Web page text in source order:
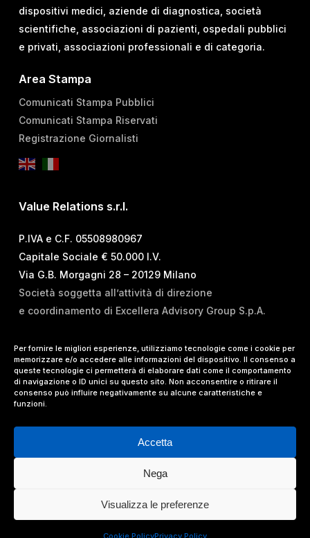
Per fornire le migliori esperienze, utilizziamo tecnologie come i cookie per
memorizzare e/o accedere alle informazioni del dispositivo. Il consenso a
queste tecnologie ci permetterà di elaborare dati come il comportamento
di navigazione o ID unici su questo sito. Non acconsentire o ritirare il
consenso può influire negativamente su alcune caratteristiche e
funzioni.
Accetta
Nega
Visualizza le preferenze
Cookie PolicyPrivacy Policy
dispositivi medici, aziende di diagnostica, società
scientifiche, associazioni di pazienti, ospedali pubblici
e privati, associazioni professionali e di categoria.
Area Stampa
Comunicati Stampa Pubblici
Comunicati Stampa Riservati
Registrazione Giornalisti
Value Relations s.r.l.
P.IVA e C.F. 05508980967
Capitale Sociale € 50.000 I.V.
Via G.B. Morgagni 28 – 20129 Milano
Società soggetta all’attività di direzione
e coordinamento di Excellera Advisory Group S.p.A.
T. +39 02 84 99 02 01
E.info@vrelations.it
Termini d’uso|Privacy Policy|Cookie Policy|
© 2024 Value Relations Srl, All Rights Reserved.
instagram